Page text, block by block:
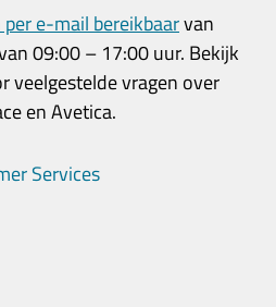
e-mail bereikbaarvan
09:00 – 17:00 uur. Bekijk
veelgestelde vragen over
en Avetica.
Services